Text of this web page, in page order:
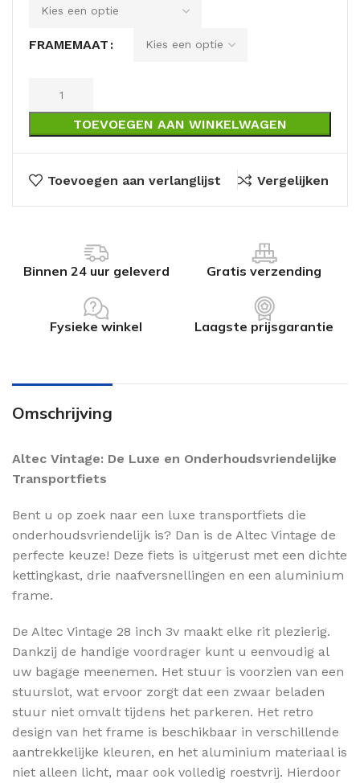
FRAMEMAAT
TOEVOEGEN AAN WINKELWAGEN
Toevoegen aan verlanglijst Vergelijken
Binnen 24 uur geleverd Gratis verzending
Fysieke winkel Laagste prijsgarantie
Omschrijving
Altec Vintage: De Luxe en Onderhoudsvriendelijke
Transportfiets
Bent u op zoek naar een luxe transportfiets die
onderhoudsvriendelijk is? Dan is de Altec Vintage de
perfecte keuze! Deze fiets is uitgerust met een dichte
kettingkast, drie naafversnellingen en een aluminium
frame.
De Altec Vintage 28 inch 3v maakt elke rit plezierig.
Dankzij de handige voordrager kunt u eenvoudig al
uw bagage meenemen. Het stuur is voorzien van een
stuurslot, wat ervoor zorgt dat een zwaar beladen
stuur niet omvalt tijdens het parkeren. Het retro
design van het frame is beschikbaar in verschillende
aantrekkelijke kleuren, en het aluminium materiaal is
niet alleen licht, maar ook volledig roestvrij. Hierdoor